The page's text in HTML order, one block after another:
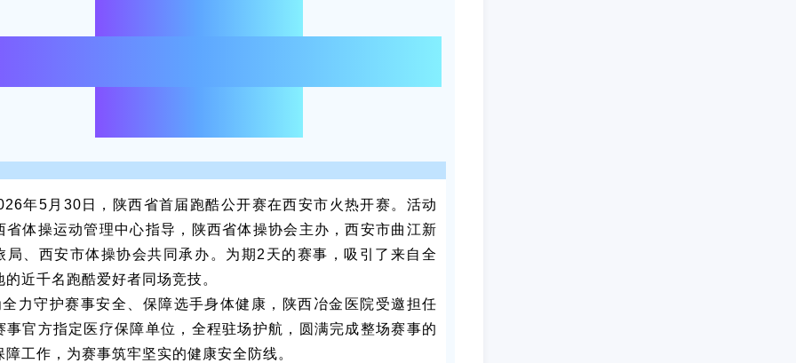
年5月30日，陕西省首届跑酷公开赛在西安市火热开赛。活动
省体操运动管理中心指导，陕西省体操协会主办，西安市曲江新
局、西安市体操协会共同承办。为期2天的赛事， 吸引了来自全
的近千名跑酷爱好者同场竞技。
全力守护赛事安全、保障选手身体健康，陕西冶金医院受邀担任
事官方指定医疗保障单位，全程驻场护航，圆满完成整场赛事的
障工作，为赛事筑牢坚实的健康安全防线。